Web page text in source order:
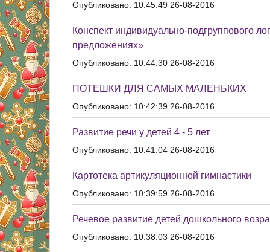
Опубликовано: 10:45:49 26-08-2016
Конспект индивидуально-подгруппового
предложениях»
Опубликовано: 10:44:30 26-08-2016
ПОТЕШКИ ДЛЯ САМЫХ МАЛЕНЬКИХ
Опубликовано: 10:42:39 26-08-2016
Развитие речи у детей 4 - 5 лет
Опубликовано: 10:41:04 26-08-2016
Картотека артикуляционной гимнастики
Опубликовано: 10:39:59 26-08-2016
Речевое развитие детей дошкольного
Опубликовано: 10:38:03 26-08-2016